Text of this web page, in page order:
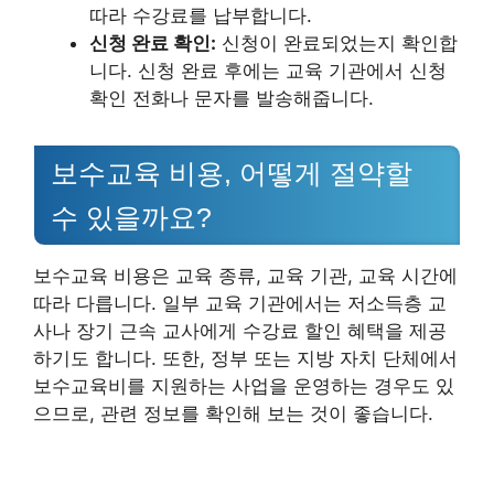
따라 수강료를 납부합니다.
신청 완료 확인: 신청이 완료되었는지 확인합
니다. 신청 완료 후에는 교육 기관에서 신청
확인 전화나 문자를 발송해줍니다.
보수교육 비용, 어떻게 절약할
수 있을까요?
보수교육 비용은 교육 종류, 교육 기관, 교육 시간에
따라 다릅니다. 일부 교육 기관에서는 저소득층 교
사나 장기 근속 교사에게 수강료 할인 혜택을 제공
하기도 합니다. 또한, 정부 또는 지방 자치 단체에서
보수교육비를 지원하는 사업을 운영하는 경우도 있
으므로, 관련 정보를 확인해 보는 것이 좋습니다.